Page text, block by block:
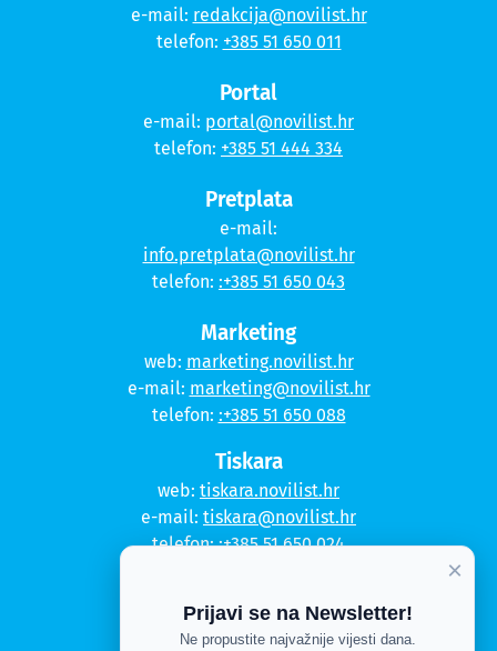
e-mail: redakcija@novilist.hr
telefon: +385 51 650 011
Portal
e-mail: portal@novilist.hr
telefon: +385 51 444 334
Pretplata
e-mail:
info.pretplata@novilist.hr
telefon: :+385 51 650 043
Marketing
web: marketing.novilist.hr
e-mail: marketing@novilist.hr
telefon: :+385 51 650 088
Tiskara
web: tiskara.novilist.hr
e-mail: tiskara@novilist.hr
telefon::+385 51 650 024
Kontakt
×
Prijavi se na Newsletter!
Ne propustite najvažnije vijesti dana.